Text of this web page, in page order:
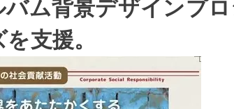
ム背景デザインプロ
支援。